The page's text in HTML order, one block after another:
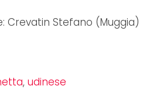
Crevatin Stefano (Muggia)
, udinese